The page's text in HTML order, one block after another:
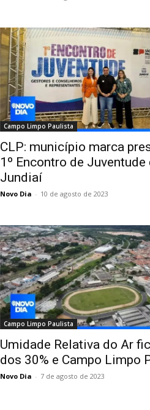
Campo Limpo Paulista
CLP: município marca
1º Encontro de Juventude
Jundiaí
Novo Dia - 10 de agosto de 2023
Campo Limpo Paulista
Umidade Relativa do Ar
dos 30% e Campo Limpo
Novo Dia - 7 de agosto de 2023